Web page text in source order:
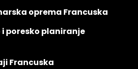
oprema Francuska
poresko planiranje
Francuska